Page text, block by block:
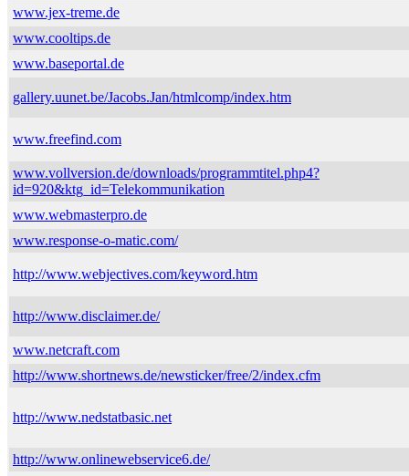
www.jex-treme.de
www.cooltips.de
www.baseportal.de
gallery.uunet.be/Jacobs.Jan/htmlcomp/index.htm
www.freefind.com
www.vollversion.de/downloads/programmtitel.php4?
id=920&ktg_id=Telekommunikation
www.webmasterpro.de
www.response-o-matic.com/
http://www.webjectives.com/keyword.htm
http://www.disclaimer.de/
www.netcraft.com
http://www.shortnews.de/newsticker/free/2/index.cfm
http://www.nedstatbasic.net
http://www.onlinewebservice6.de/